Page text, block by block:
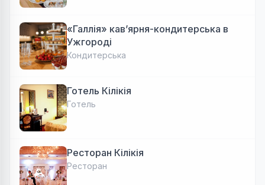
«Галлія» кав’ярня-кондитерська в
Ужгороді
Кондитерська
Готель Кілікія
Готель
Ресторан Кілікія
Ресторан